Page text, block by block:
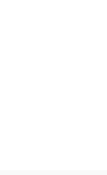
Explore our
Explore our